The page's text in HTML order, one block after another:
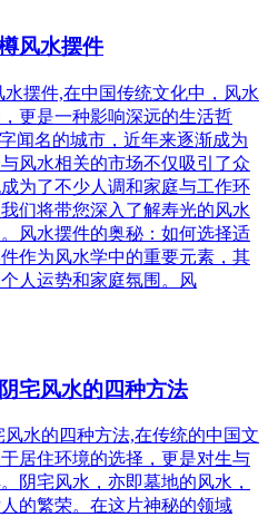
风水摆件
摆件,在中国传统文化中，风水
更是一种影响深远的生活哲
闻名的城市，近年来逐渐成为
风水相关的市场不仅吸引了众
为了不少人调和家庭与工作环
们将带您深入了解寿光的风水
风水摆件的奥秘：如何选择适
作为风水学中的重要元素，其
人运势和家庭氛围。风
宅风水的四种方法
水的四种方法,在传统的中国文
居住环境的选择，更是对生与
阴宅风水，亦即墓地的风水，
的繁荣。在这片神秘的领域